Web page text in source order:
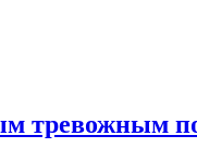
тревожным